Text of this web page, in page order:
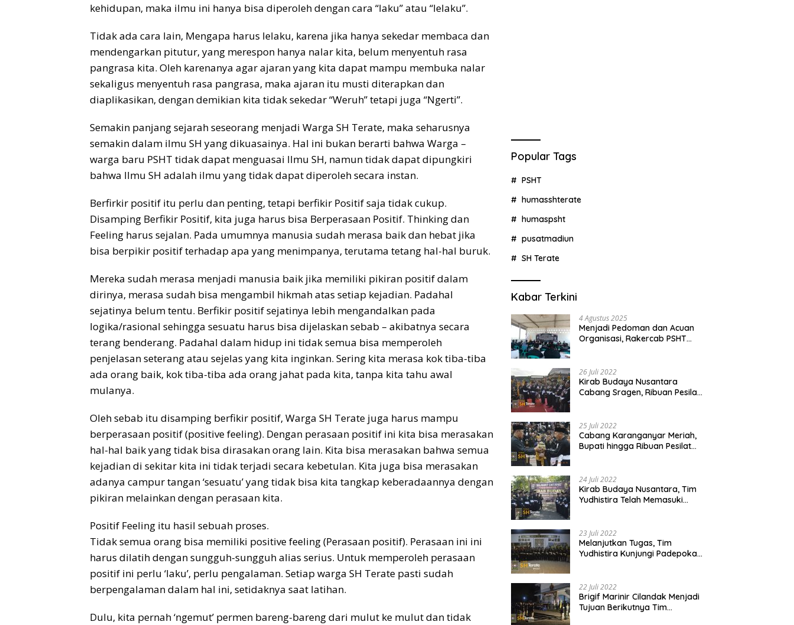
kehidupan, maka ilmu ini hanya bisa diperoleh dengan cara “laku” atau “lelaku”.
Tidak ada cara lain, Mengapa harus lelaku, karena jika hanya sekedar membaca dan
mendengarkan pitutur, yang merespon hanya nalar kita, belum menyentuh rasa
pangrasa kita. Oleh karenanya agar ajaran yang kita dapat mampu membuka nalar
sekaligus menyentuh rasa pangrasa, maka ajaran itu musti diterapkan dan
diaplikasikan, dengan demikian kita tidak sekedar “Weruh” tetapi juga “Ngerti”.
Semakin panjang sejarah seseorang menjadi Warga SH Terate, maka seharusnya
semakin dalam ilmu SH yang dikuasainya. Hal ini bukan berarti bahwa Warga –
warga baru PSHT tidak dapat menguasai Ilmu SH, namun tidak dapat dipungkiri
bahwa llmu SH adalah ilmu yang tidak dapat diperoleh secara instan.
Berfirkir positif itu perlu dan penting, tetapi berfikir Positif saja tidak cukup.
Disamping Berfikir Positif, kita juga harus bisa Berperasaan Positif. Thinking dan
Feeling harus sejalan. Pada umumnya manusia sudah merasa baik dan hebat jika
bisa berpikir positif terhadap apa yang menimpanya, terutama tetang hal-hal buruk.
Mereka sudah merasa menjadi manusia baik jika memiliki pikiran positif dalam
dirinya, merasa sudah bisa mengambil hikmah atas setiap kejadian. Padahal
sejatinya belum tentu. Berfikir positif sejatinya lebih mengandalkan pada
logika/rasional sehingga sesuatu harus bisa dijelaskan sebab – akibatnya secara
terang benderang. Padahal dalam hidup ini tidak semua bisa memperoleh
penjelasan seterang atau sejelas yang kita inginkan. Sering kita merasa kok tiba-tiba
ada orang baik, kok tiba-tiba ada orang jahat pada kita, tanpa kita tahu awal
mulanya.
Oleh sebab itu disamping berfikir positif, Warga SH Terate juga harus mampu
berperasaan positif (positive feeling). Dengan perasaan positif ini kita bisa merasakan
hal-hal baik yang tidak bisa dirasakan orang lain. Kita bisa merasakan bahwa semua
kejadian di sekitar kita ini tidak terjadi secara kebetulan. Kita juga bisa merasakan
adanya campur tangan ‘sesuatu’ yang tidak bisa kita tangkap keberadaannya dengan
pikiran melainkan dengan perasaan kita.
Positif Feeling itu hasil sebuah proses.
Tidak semua orang bisa memiliki positive feeling (Perasaan positif). Perasaan ini ini
harus dilatih dengan sungguh-sungguh alias serius. Untuk memperoleh perasaan
positif ini perlu ‘laku’, perlu pengalaman. Setiap warga SH Terate pasti sudah
berpengalaman dalam hal ini, setidaknya saat latihan.
Dulu, kita pernah ‘ngemut’ permen bareng-bareng dari mulut ke mulut dan tidak
Popular Tags
PSHT
humasshterate
humaspsht
pusatmadiun
SH Terate
Kabar Terkini
4 Agustus 2025
Menjadi Pedoman dan Acuan
Organisasi, Rakercab PSHT
Kerja, Berjalan Lancar dan
Sukses
26 Juli 2022
Kirab Budaya Nusantara
Cabang Sragen, Ribuan Pesilat
25 Juli 2022
Cabang Karanganyar Meriah,
Bupati hingga Ribuan Pesilat
24 Juli 2022
Kirab Budaya Nusantara, Tim
Yudhistira Telah Memasuki
23 Juli 2022
Melanjutkan Tugas, Tim
Yudhistira Kunjungi Padepokan
22 Juli 2022
Brigif Marinir Cilandak Menjadi
Tujuan Berikutnya Tim